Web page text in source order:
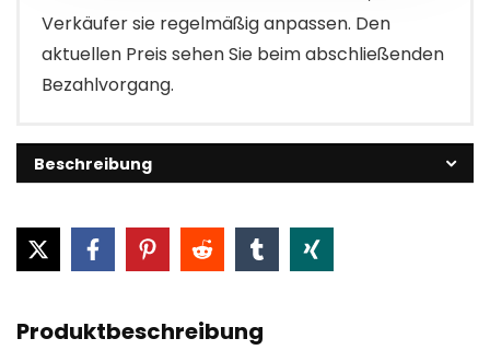
Verkäufer sie regelmäßig anpassen. Den
aktuellen Preis sehen Sie beim abschließenden
Bezahlvorgang.
Beschreibung
Produktbeschreibung